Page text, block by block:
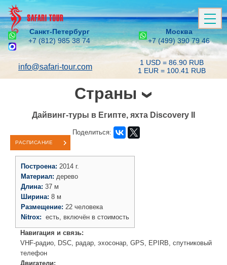
Санкт-Петербург
+7 (812) 985 38 74
Москва
+7 (499) 390 79 46
info@safari-tour.com
1 USD = 86.90 RUB
1 EUR = 100.41 RUB
Страны
Дайвинг-туры в Египте, яхта Discovery II
Поделиться:
РАСПИСАНИЕ
Построена: 2014 г.
Материал: дерево
Длина: 37 м
Ширина: 8 м
Размещение: 22 человека
Nitrox: есть, включён в стоимость
Навигация и связь:
VHF-радио, DSC, радар, эхосонар, GPS, EPIRB, спутниковый
телефон
Двигатели: